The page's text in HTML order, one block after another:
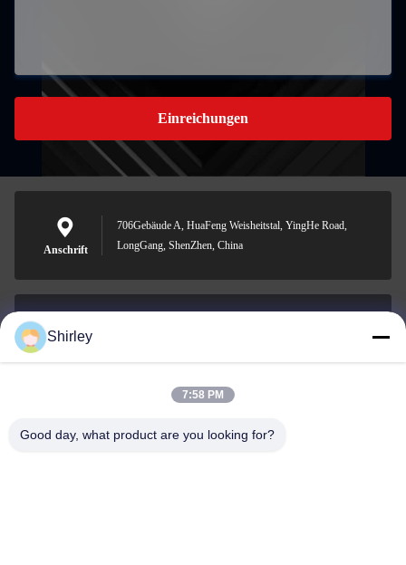
Einreichungen
Anschrift
706Gebäude A, HuaFeng Weisheitstal, YingHe Road,
LongGang, ShenZhen, China
E-Mail-Adresse
0086-18148506772
Shirley
7:58 PM
Good day, what product are you looking for?